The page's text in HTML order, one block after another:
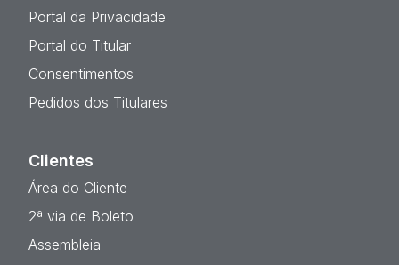
Portal da Privacidade
Portal do Titular
Consentimentos
Pedidos dos Titulares
Clientes
Área do Cliente
2ª via de Boleto
Assembleia